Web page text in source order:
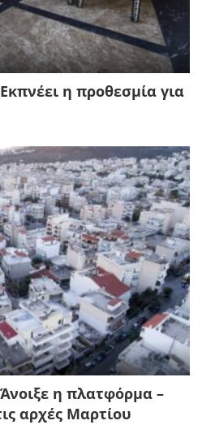
η προθεσμία για
η πλατφόρμα –
αρχές Μαρτίου